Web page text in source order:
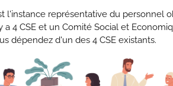
CEP et ne plus
l'instance représentative du personnel
a 4 CSE et un Comité Social et
dépendez d'un des 4 CSE existants.